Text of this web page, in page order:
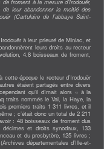
froment à la mesure d’Irodouër,
leur abandonner la moitié des
(Cartulaire de l’abbaye Saint-
à leur prieuré de Miniac, et
leurs droits au recteur
4.8 boisseaux de froment,
cette époque le recteur d’Irodouër
étaient partagés entre divers
qu’il dîmait alors « à la
traits nommés le Val, la Haye, la
premiers traits 1 311 livres, et il
; c’était donc un total de 2 211
: 48 boisseaux de froment dus
et droits synodaux, 133
et du presbytère, 125 livres ;
départementales d’Ille-et-